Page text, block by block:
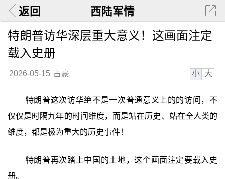
返回 西陆军情
特朗普访华深层重大意义！这画面注定
载入史册
2026-05-15 占豪 小 大
特朗普这次访华绝不是一次普通意义上的的访问，不
仅仅是时隔九年的时间维度，而是站在历史、站在全人类的
维度，都是极为重大的历史事件！
特朗普再次踏上中国的土地，这个画面注定要载入史
册。